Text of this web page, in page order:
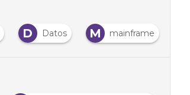
D Datos M mainframe